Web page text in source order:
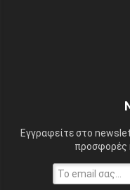
Εγγραφείτε στο
προσφορές